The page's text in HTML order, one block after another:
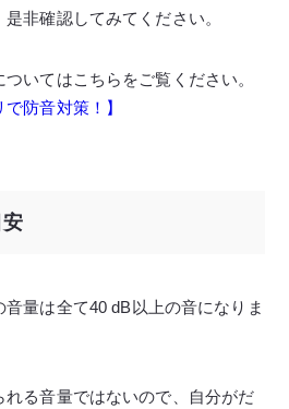
非確認してみてください。
いてはこちらをご覧ください。
防音対策！】
量は全て40 dB以上の音になりま
れる音量ではないので、自分がだ